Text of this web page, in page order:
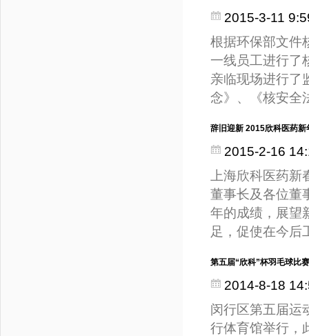
2015-3-11
根据环保部文件
一线员工进行了
亲临现场进行了
念》、《核安全
辞旧迎新 2015欣科医药新
2015-2-16
上海欣科医药
董事长及各位董
年的成绩，展望
足，促使在今
第五届“欣科”杯羽毛球比
2014-8-18
闵行区第五届运
行体育馆举行，